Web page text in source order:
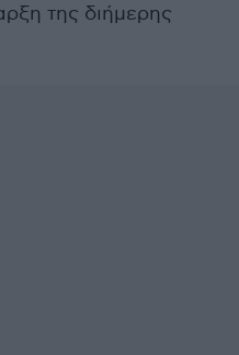
της διήμερης